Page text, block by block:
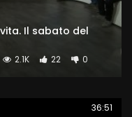
Il sabato del
2.1K 22 0
36:51